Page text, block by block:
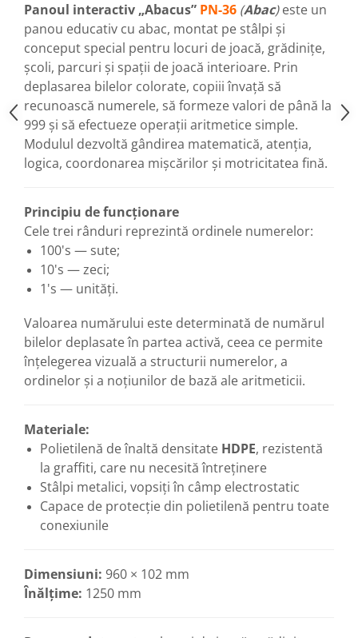
Panoul interactiv „Abacus” PN-36 (Abac)este un
panou educativ cu abac, montat pe stâlpi și
conceput special pentru locuri de joacă, grădinițe,
școli, parcuri și spații de joacă interioare. Prin
deplasarea bilelor colorate, copiii învață să
recunoască numerele, să formeze valori de până la
999 și să efectueze operații aritmetice simple.
Modulul dezvoltă gândirea matematică, atenția,
logica, coordonarea mișcărilor și motricitatea fină.
Principiu de funcționare
Cele trei rânduri reprezintă ordinele numerelor:
100's — sute;
10's — zeci;
1's — unități.
Valoarea numărului este determinată de numărul
bilelor deplasate în partea activă, ceea ce permite
înțelegerea vizuală a structurii numerelor, a
ordinelor și a noțiunilor de bază ale aritmeticii.
Materiale:
Polietilenă de înaltă densitate HDPE, rezistentă
la graffiti, care nu necesită întreținere
Stâlpi metalici, vopsiți în câmp electrostatic
Capace de protecție din polietilenă pentru toate
conexiunile
Dimensiuni: 960 × 102 mm
Înălțime: 1250 mm